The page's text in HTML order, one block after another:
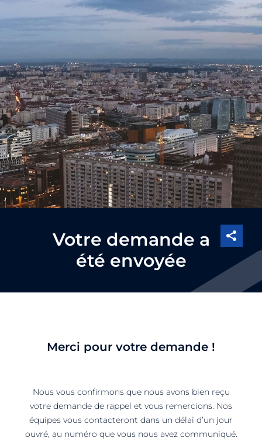
Votre demande a
été envoyée
Merci pour votre demande !
Nous vous confirmons que nous avons bien reçu
votre demande de rappel et vous remercions. Nos
équipes vous contacteront dans un délai d’un jour
ouvré, au numéro que vous nous avez communiqué.